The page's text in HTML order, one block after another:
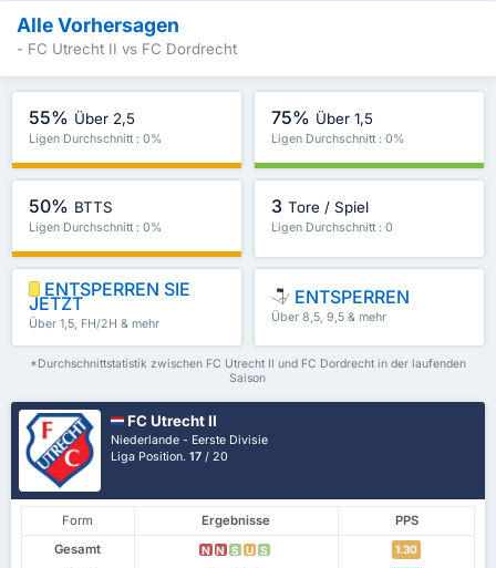
Alle Vorhersagen
- FC Utrecht II vs FC Dordrecht
55% Über 2,5
Ligen Durchschnitt : 0%
75% Über 1,5
Ligen Durchschnitt : 0%
50% BTTS
Ligen Durchschnitt : 0%
3 Tore / Spiel
Ligen Durchschnitt : 0
ENTSPERREN SIE
JETZT
Über 1,5, FH/2H & mehr
ENTSPERREN
Über 8,5, 9,5 & mehr
*Durchschnittstatistik zwischen FC Utrecht II und FC Dordrecht in der laufenden
Saison
FC Utrecht II
Niederlande - Eerste Divisie
Liga Position.17 / 20
Form Ergebnisse
PPS
Gesamt
N N S U S 1.30